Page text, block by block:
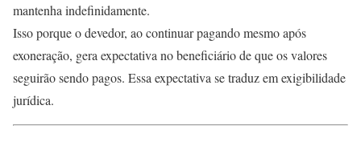
mantenha indefinidamente.
Isso porque o devedor, ao continuar pagando mesmo após
exoneração, gera expectativa no beneficiário de que os valores
seguirão sendo pagos. Essa expectativa se traduz em exigibilidade
jurídica.